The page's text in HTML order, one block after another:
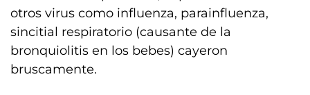
otros virus como influenza, parainfluenza,
sincitial respiratorio (causante de la
bronquiolitis en los bebes) cayeron
bruscamente.